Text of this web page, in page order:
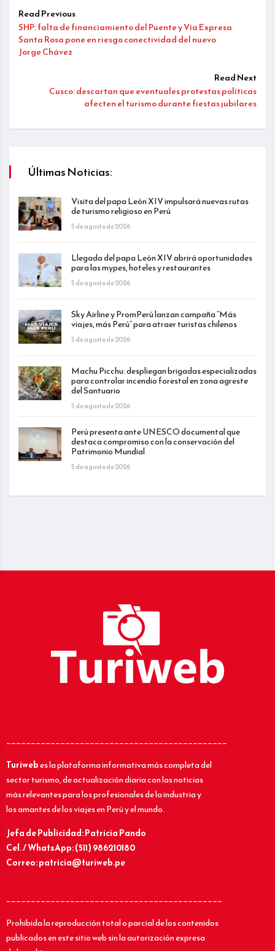
Read Previous
SHP: falta de financiamiento del Puente y Vía Expresa
Santa Rosa pone en riesgo conectividad del nuevo
Jorge Chávez
Read Next
Cusco: descartan que eventuales protestas políticas
afecten el turismo durante fiestas jubilares
Últimas Noticias:
Visita del papa León XIV impulsará nuevas rutas
de turismo religioso en Perú
5 de agosto de 2026
Llegada del papa León XIV abrirá oportunidades
para las mypes, hoteles y restaurantes
5 de agosto de 2026
Sky Airline y PromPerú lanzan campaña “Más
viajes, más Perú” para atraer turistas chilenos
5 de agosto de 2026
Machu Picchu: despliegan brigadas especializadas
para controlar incendio forestal en zona agreste
del Santuario
5 de agosto de 2026
Perú presenta ante UNESCO documental que
destaca compromiso con la conservación del
Patrimonio Mundial
5 de agosto de 2026
_____________________________________________
Turiwebes la plataforma informativa más completa del
sector turismo, de actualización diaria con las noticias
más relevantes para los profesionales de la industria y
los amantes de los viajes en Perú y el mundo.
Jefa de Publicidad: Patricia Pando
Cel. / WhatsApp: (511) 986210180
Correo: patricia@turiweb.pe
____________________________________________
Prohibida la reproducción total o parcial de los contenidos
publicados en este sitio web sin la autorización expresa